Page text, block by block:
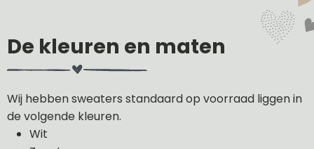
De kleuren en maten
Wij hebben sweaters standaard op voorraad liggen in
de volgende kleuren.
Wit